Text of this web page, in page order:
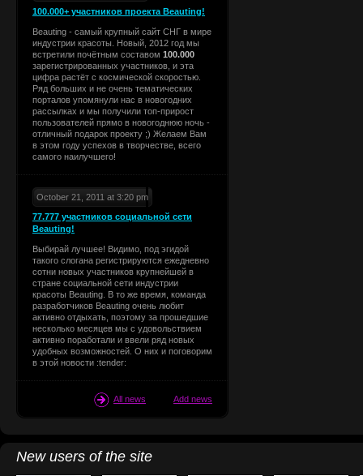
100.000+ участников проекта Beauting!
Beauting - самый крупный сайт СНГ в мире
индустрии красоты. Новый, 2012 год мы
встретили почётным составом 100.000
зарегистрированных участников, и эта
цифра растёт с космической скоростью.
Ряд больших и не очень тематических
порталов упомянули нас в новогодних
рассылках и мы получили топ-прирост
пользователей прямо в новогоднюю ночь -
отличный подарок проекту ;) Желаем Вам
в этом году успехов в творчестве, всего
самого наилучшего!
October 21, 2011 at 3:20 pm
77.777 участников социальной сети
Beauting!
Выбирай лучшее! Видимо, под эгидой
такого слогана регистрируются ежедневно
сотни новых участников крупнейшей в
стране социальной сети индустрии
красоты Beauting. В то же время, команда
разработчиков Beauting очень любит
активно отдыхать, поэтому за прошедшие
несколько месяцев мы с удовольствием
активно поработали и ввели ряд новых
удобных возможностей. О них и поговорим
в этой новости :tender:
Add news
All news
New users of the site